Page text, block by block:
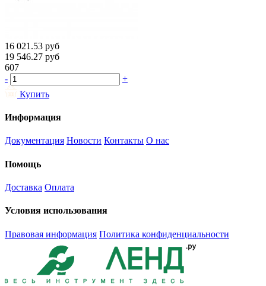
16 021.53 руб
19 546.27 руб
607
-
+
Купить
Информация
Документация Новости Контакты О нас
Помощь
Доставка Оплата
Условия использования
Правовая информация Политика конфиденциальности